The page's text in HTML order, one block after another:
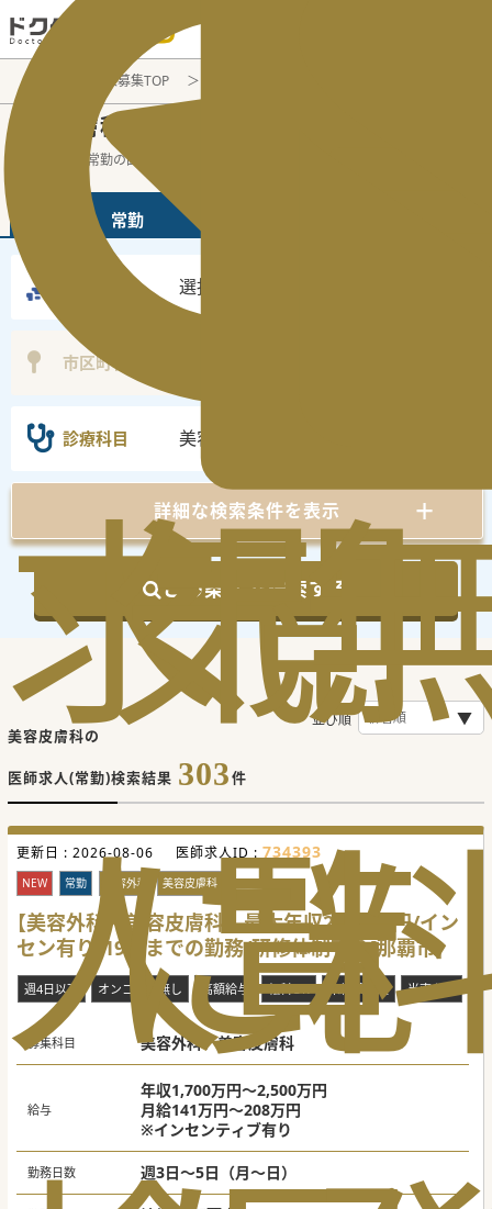
求
人
気
に
閲
覧
医師転職・求人募集TOP
美容皮膚科
美容皮膚科の常勤の医師求人の検索結果で
常勤
選択なし
市区町村
診療科目 美容皮膚科
詳細な検索条件を表示
この条件で検索する
美容皮膚科の
医師求人(常勤)検索結果 303件
並び順
更新日 : 2026-08-06 医師求人ID : 734393
NEW 常勤 美容外科 美容皮膚科
【美容外科・美容皮膚科】最大年収2,500万円/イン
セン有り/19時までの勤務/研修体制有り[那覇市]
週4日以下 オンコール無し 高額給与 転科OK 未経験歓迎 当直なし
募集科目 美容外科、美容皮膚科
給与
年収1,700万円～2,500万円
月給141万円～208万円
※インセンティブ有り
勤務日数 週3日～5日（月～日）